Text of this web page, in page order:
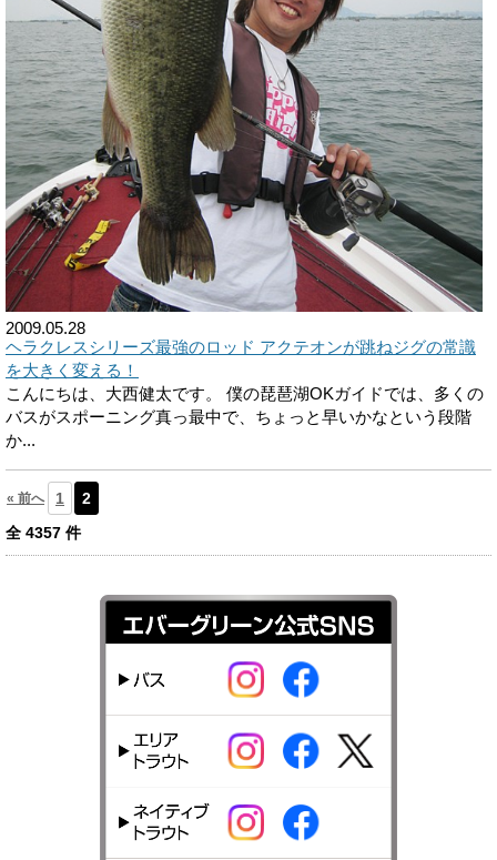
2009.05.28
ヘラクレスシリーズ最強のロッド アクテオンが跳ねジグの常識
を大きく変える！
こんにちは、大西健太です。 僕の琵琶湖OKガイドでは、多くの
バスがスポーニング真っ最中で、ちょっと早いかなという段階
か...
« 前へ 1
2
全 4357 件